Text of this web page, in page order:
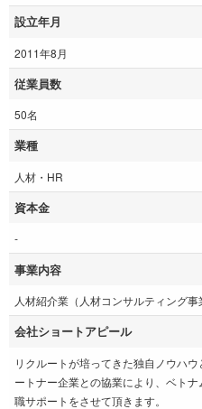
設立年月
2011年8月
従業員数
50名
業種
人材・HR
資本金
‐
事業内容
人材紹介業（人材コンサルティング事
会社ショートアピール
リクルートが培ってきた独自ノウハ
ートナー企業との協業により、ベト
職サポートをさせて頂きます。